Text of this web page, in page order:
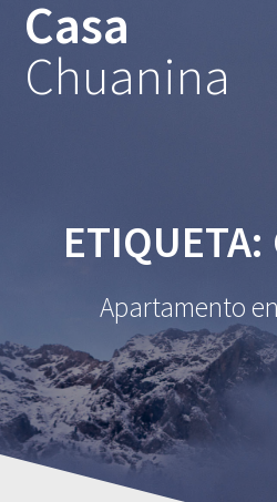
Casa
Chuanina
ETIQUETA:
Apartamento